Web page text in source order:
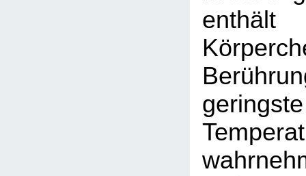
geringste